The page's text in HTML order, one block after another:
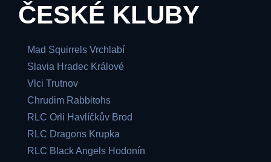
ČESKÉ KLUBY
Mad Squirrels Vrchlabí
Slavia Hradec Králové
Vlci Trutnov
Chrudim Rabbitohs
RLC Orli Havlíčkův Brod
RLC Dragons Krupka
RLC Black Angels Hodonín